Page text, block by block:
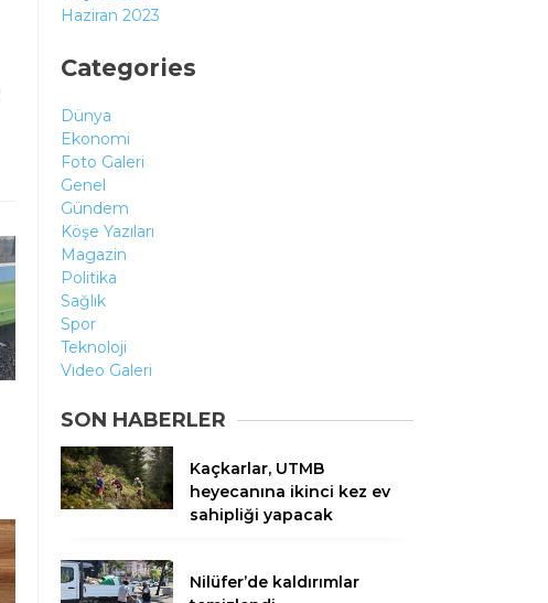
Haziran 2023
Categories
Dünya
Ekonomi
Foto Galeri
Genel
Gündem
Köşe Yazıları
Magazin
Politika
Sağlık
Spor
Teknoloji
Video Galeri
SON HABERLER
Kaçkarlar, UTMB
heyecanına ikinci kez ev
sahipliği yapacak
Nilüfer’de kaldırımlar